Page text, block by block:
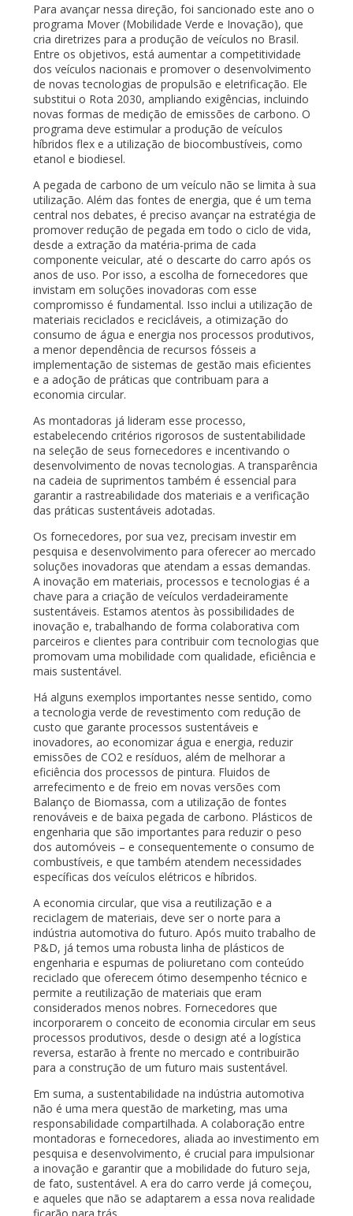
Para avançar nessa direção, foi sancionado este ano o
programa Mover (Mobilidade Verde e Inovação), que
cria diretrizes para a produção de veículos no Brasil.
Entre os objetivos, está aumentar a competitividade
dos veículos nacionais e promover o desenvolvimento
de novas tecnologias de propulsão e eletrificação. Ele
substitui o Rota 2030, ampliando exigências, incluindo
novas formas de medição de emissões de carbono. O
programa deve estimular a produção de veículos
híbridos flex e a utilização de biocombustíveis, como
etanol e biodiesel.
A pegada de carbono de um veículo não se limita à sua
utilização. Além das fontes de energia, que é um tema
central nos debates, é preciso avançar na estratégia de
promover redução de pegada em todo o ciclo de vida,
desde a extração da matéria-prima de cada
componente veicular, até o descarte do carro após os
anos de uso. Por isso, a escolha de fornecedores que
invistam em soluções inovadoras com esse
compromisso é fundamental. Isso inclui a utilização de
materiais reciclados e recicláveis, a otimização do
consumo de água e energia nos processos produtivos,
a menor dependência de recursos fósseis a
implementação de sistemas de gestão mais eficientes
e a adoção de práticas que contribuam para a
economia circular.
As montadoras já lideram esse processo,
estabelecendo critérios rigorosos de sustentabilidade
na seleção de seus fornecedores e incentivando o
desenvolvimento de novas tecnologias. A transparência
na cadeia de suprimentos também é essencial para
garantir a rastreabilidade dos materiais e a verificação
das práticas sustentáveis adotadas.
Os fornecedores, por sua vez, precisam investir em
pesquisa e desenvolvimento para oferecer ao mercado
soluções inovadoras que atendam a essas demandas.
A inovação em materiais, processos e tecnologias é a
chave para a criação de veículos verdadeiramente
sustentáveis. Estamos atentos às possibilidades de
inovação e, trabalhando de forma colaborativa com
parceiros e clientes para contribuir com tecnologias que
promovam uma mobilidade com qualidade, eficiência e
mais sustentável.
Há alguns exemplos importantes nesse sentido, como
a tecnologia verde de revestimento com redução de
custo que garante processos sustentáveis e
inovadores, ao economizar água e energia, reduzir
emissões de CO2 e resíduos, além de melhorar a
eficiência dos processos de pintura. Fluidos de
arrefecimento e de freio em novas versões com
Balanço de Biomassa, com a utilização de fontes
renováveis e de baixa pegada de carbono. Plásticos de
engenharia que são importantes para reduzir o peso
dos automóveis – e consequentemente o consumo de
combustíveis, e que também atendem necessidades
específicas dos veículos elétricos e híbridos.
A economia circular, que visa a reutilização e a
reciclagem de materiais, deve ser o norte para a
indústria automotiva do futuro. Após muito trabalho de
P&D, já temos uma robusta linha de plásticos de
engenharia e espumas de poliuretano com conteúdo
reciclado que oferecem ótimo desempenho técnico e
permite a reutilização de materiais que eram
considerados menos nobres. Fornecedores que
incorporarem o conceito de economia circular em seus
processos produtivos, desde o design até a logística
reversa, estarão à frente no mercado e contribuirão
para a construção de um futuro mais sustentável.
Em suma, a sustentabilidade na indústria automotiva
não é uma mera questão de marketing, mas uma
responsabilidade compartilhada. A colaboração entre
montadoras e fornecedores, aliada ao investimento em
pesquisa e desenvolvimento, é crucial para impulsionar
a inovação e garantir que a mobilidade do futuro seja,
de fato, sustentável. A era do carro verde já começou,
e aqueles que não se adaptarem a essa nova realidade
ficarão para trás.